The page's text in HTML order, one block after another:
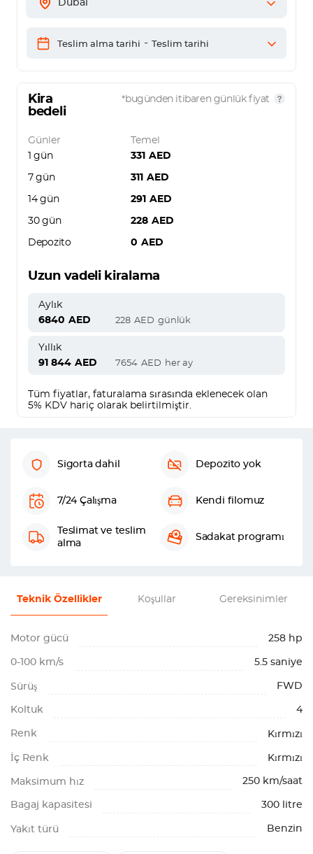
Dubai
Teslim alma tarihi - Teslim tarihi
Kira
bedeli
*bugünden itibaren günlük fiyat
Günler
Temel
1 gün
331 AED
7 gün 311 AED
14 gün 291 AED
30 gün 228 AED
Depozito 0 AED
Uzun vadeli kiralama
Aylık
6840 AED 228 AED günlük
Yıllık
91 844 AED 7654 AED her ay
Tüm fiyatlar, faturalama sırasında eklenecek olan
5% KDV hariç olarak belirtilmiştir.
Sigorta dahil Depozito yok
7/24 Çalışma Kendi filomuz
Teslimat ve teslim
alma
Sadakat programı
Teknik Özellikler Koşullar Gereksinimler
Motor gücü 258 hp
0-100 km/s 5.5 saniye
Sürüş FWD
Koltuk 4
Renk Kırmızı
İç Renk Kırmızı
Maksimum hız 250 km/saat
Bagaj kapasitesi 300 litre
Yakıt türü Benzin